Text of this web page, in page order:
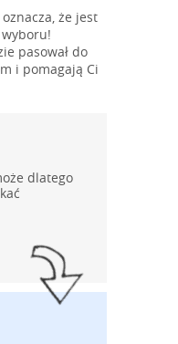
że jest
pasował do
i pomagają Ci
dlatego